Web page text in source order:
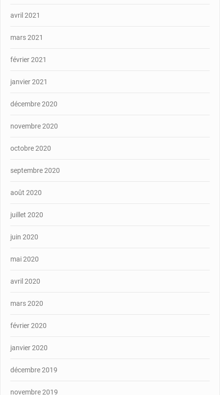
avril 2021
mars 2021
février 2021
janvier 2021
décembre 2020
novembre 2020
octobre 2020
septembre 2020
août 2020
juillet 2020
juin 2020
mai 2020
avril 2020
mars 2020
février 2020
janvier 2020
décembre 2019
novembre 2019